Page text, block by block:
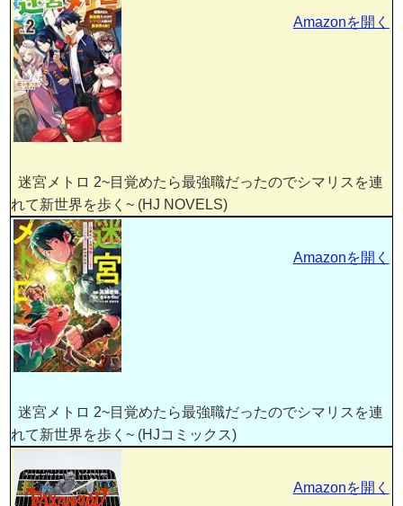
迷宮メトロ 2~目覚めたら最強職だったのでシマリスを連
れて新世界を歩く~ (HJ NOVELS)
Amazonを開く
迷宮メトロ 2~目覚めたら最強職だったのでシマリスを連
れて新世界を歩く~ (HJコミックス)
Amazonを開く
Amazonを開く